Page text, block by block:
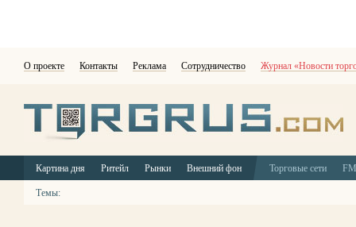
О проекте Контакты Реклама Сотрудничество Журнал «Новости
Картина дня Ритейл Рынки Внешний фон Торговые сети
Темы: